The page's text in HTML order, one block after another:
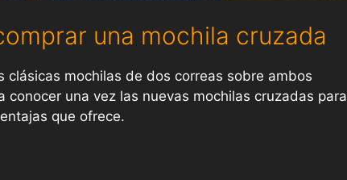
una mochila cruzada
clásicas mochilas de dos correas sobre ambos
conocer una vez las nuevas mochilas cruzadas para
que ofrece.